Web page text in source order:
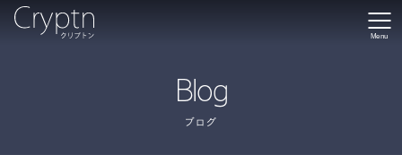
Menu
Blog
ブログ